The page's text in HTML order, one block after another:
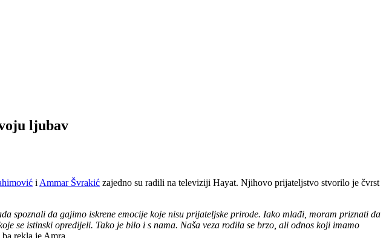
ljubav
i Ammar Švrakić zajedno su radili na televiziji Hayat. Njihovo prijateljstvo stvorilo je čvrst
spoznali da gajimo iskrene emocije koje nisu prijateljske prirode. Iako mlađi, moram priznati da
se istinski opredijeli. Tako je bilo i s nama. Naša veza rodila se brzo, ali odnos koji imamo